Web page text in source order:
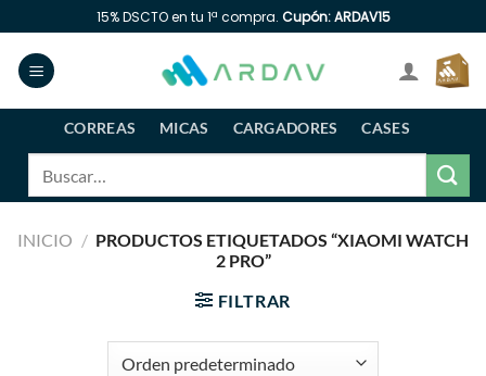
al
contenido
15% DSCTO en tu 1ª compra. Cupón: ARDAV15
CORREAS MICAS CARGADORES
CASES
INICIO / PRODUCTOS ETIQUETADOS “XIAOMI WATCH
2 PRO”
FILTRAR